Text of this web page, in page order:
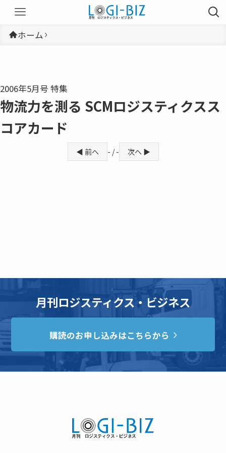
ホーム
2006年5月号 特集
物流力を測る SCMロジスティクスス
コアカード
◀ 前へ - / - 次へ ▶
月刊ロジスティクス・ビジネス
購読のお申し込みはこちらから